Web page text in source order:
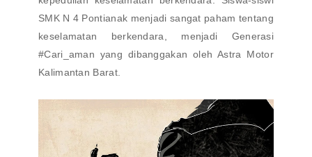
SMK N 4 Pontianak menjadi sangat paham tentang
keselamatan berkendara, menjadi Generasi
#Cari_aman yang dibanggakan oleh Astra Motor
Kalimantan Barat.